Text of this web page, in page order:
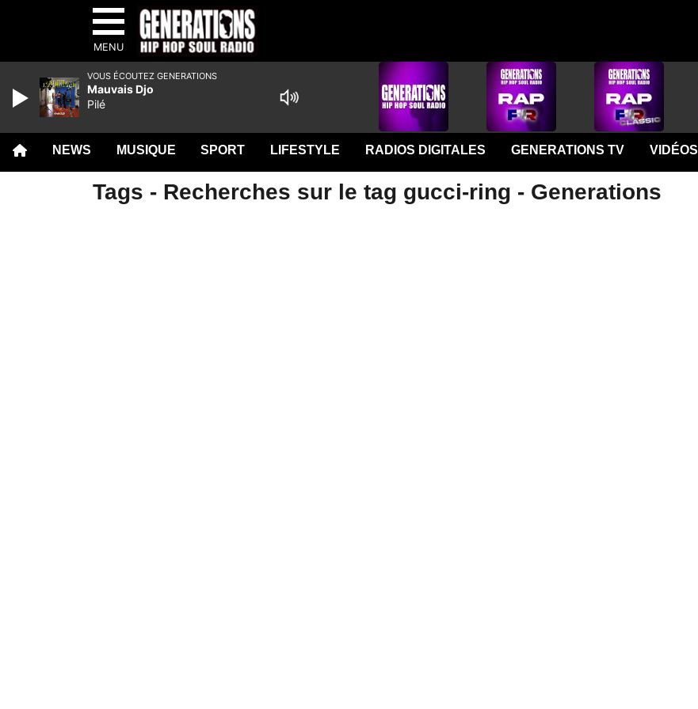
MENU
NEWS MUSIQUE SPORT LIFESTYLE RADIOS DIGITALES GENERATIONS TV VIDÉOS
Tags - Recherches sur le tag gucci-ring - Generations
VOUS ÉCOUTEZ GENERATIONS
Mauvais Djo
Pilé